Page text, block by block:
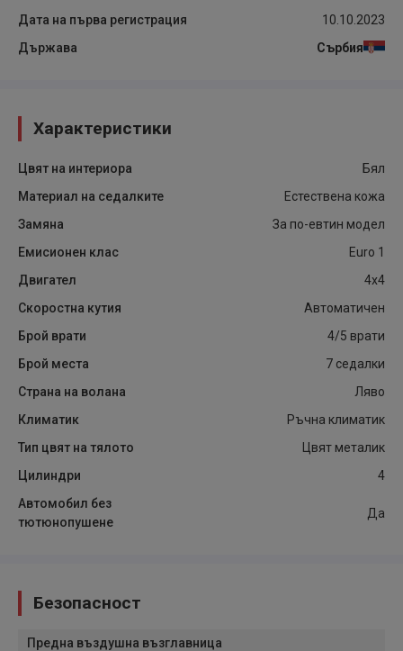
Дата на първа регистрация
10.10.2023
Държава
Сърбия
Характеристики
Цвят на интериора
Бял
Материал на седалките
Естествена кожа
Замяна
За по-евтин модел
Емисионен клас
Euro 1
Двигател
4x4
Скоростна кутия
Автоматичен
Брой врати
4/5 врати
Брой места
7 седалки
Страна на волана
Ляво
Климатик
Ръчна климатик
Тип цвят на тялото
Цвят металик
Цилиндри
4
Автомобил без
тютюнопушене
Да
Безопасност
Предна въздушна възглавница